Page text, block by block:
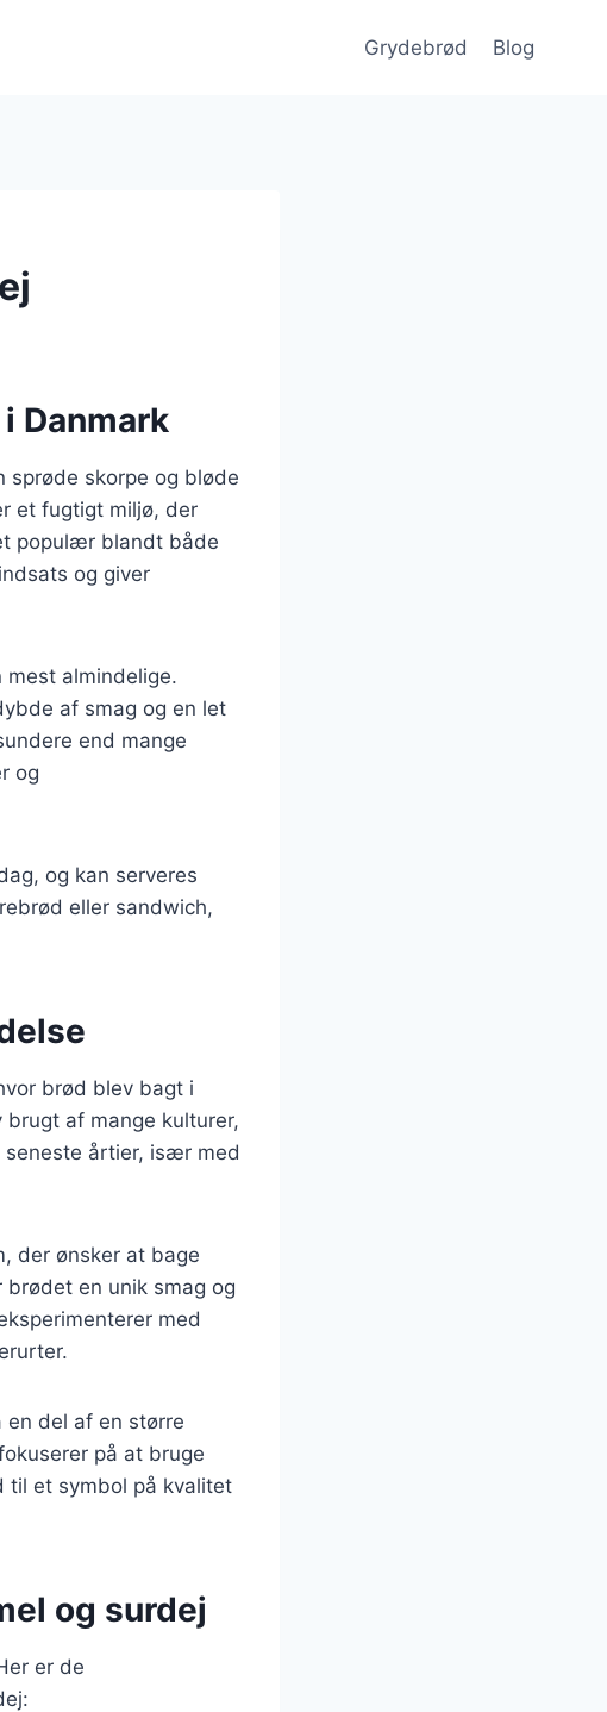
Grydebrød Blog
Danmark
sprøde skorpe og bløde
et fugtigt miljø, der
populær blandt både
og giver
mest almindelige.
af smag og en let
end mange
og
og kan serveres
eller sandwich,
brød blev bagt i
af mange kulturer,
årtier, især med
der ønsker at bage
en unik smag og
med
en del af en større
på at bruge
til et symbol på kvalitet
og surdej
er de